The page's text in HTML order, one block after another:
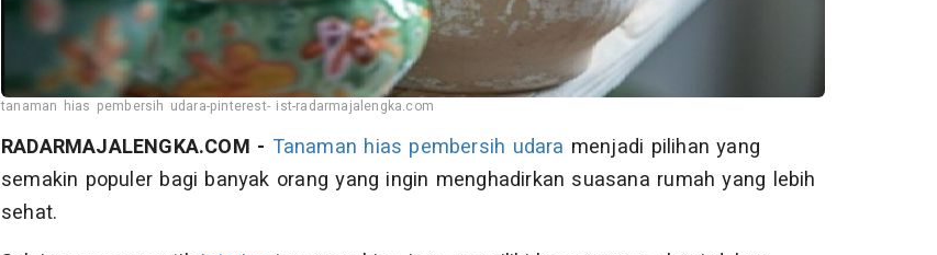
tanaman hias pembersih udara-pinterest- ist-radarmajalengka.com
RADARMAJALENGKA.COM - Tanaman hias pembersih udara menjadi pilihan yang
semakin populer bagi banyak orang yang ingin menghadirkan suasana rumah yang lebih
sehat.